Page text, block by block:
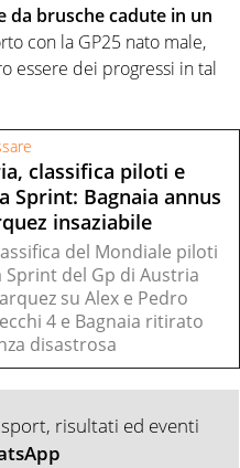
da brusche cadute in un
con la GP25 nato male,
essere dei progressi in tal
classifica piloti e
Sprint: Bagnaia annus
insaziabile
del Mondiale piloti
Sprint del Gp di Austria
su Alex e Pedro
4 e Bagnaia ritirato
disastrosa
risultati ed eventi